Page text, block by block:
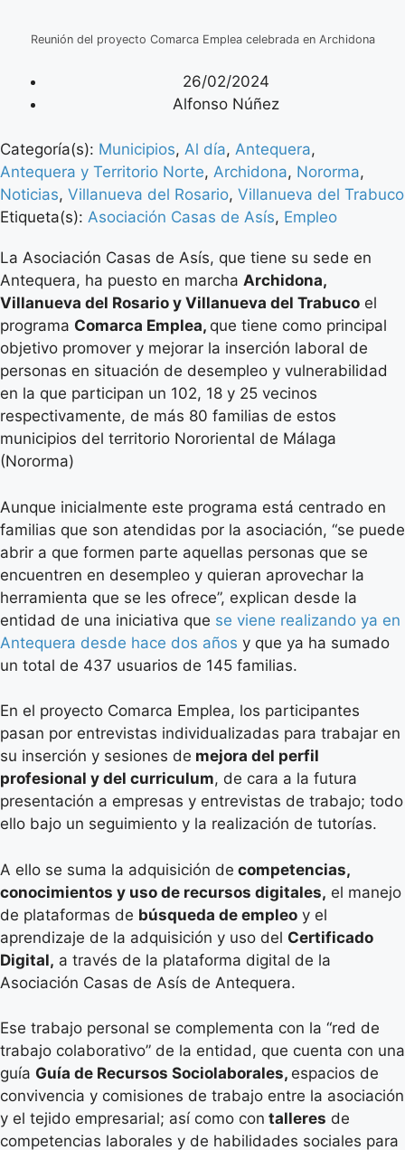
Reunión del proyecto Comarca Emplea celebrada en Archidona
26/02/2024
Alfonso Núñez
Categoría(s): Municipios, Al día, Antequera,
Antequera y Territorio Norte, Archidona, Nororma,
Noticias, Villanueva del Rosario, Villanueva del Trabuco
Etiqueta(s): Asociación Casas de Asís, Empleo
La Asociación Casas de Asís, que tiene su sede en
Antequera, ha puesto en marcha Archidona,
Villanueva del Rosario y Villanueva del Trabuco el
programa Comarca Emplea, que tiene como principal
objetivo promover y mejorar la inserción laboral de
personas en situación de desempleo y vulnerabilidad
en la que participan un 102, 18 y 25 vecinos
respectivamente, de más 80 familias de estos
municipios del territorio Nororiental de Málaga
(Nororma)
Aunque inicialmente este programa está centrado en
familias que son atendidas por la asociación, “se puede
abrir a que formen parte aquellas personas que se
encuentren en desempleo y quieran aprovechar la
herramienta que se les ofrece”, explican desde la
entidad de una iniciativa que se viene realizando ya en
Antequera desde hace dos años y que ya ha sumado
un total de 437 usuarios de 145 familias.
En el proyecto Comarca Emplea, los participantes
pasan por entrevistas individualizadas para trabajar en
su inserción y sesiones de mejora del perfil
profesional y del curriculum, de cara a la futura
presentación a empresas y entrevistas de trabajo; todo
ello bajo un seguimiento y la realización de tutorías.
A ello se suma la adquisición de competencias,
conocimientos y uso de recursos digitales, el manejo
de plataformas de búsqueda de empleo y el
aprendizaje de la adquisición y uso del Certificado
Digital, a través de la plataforma digital de la
Asociación Casas de Asís de Antequera.
Ese trabajo personal se complementa con la “red de
trabajo colaborativo” de la entidad, que cuenta con una
guía Guía de Recursos Sociolaborales, espacios de
convivencia y comisiones de trabajo entre la asociación
y el tejido empresarial; así como con talleres de
competencias laborales y de habilidades sociales para